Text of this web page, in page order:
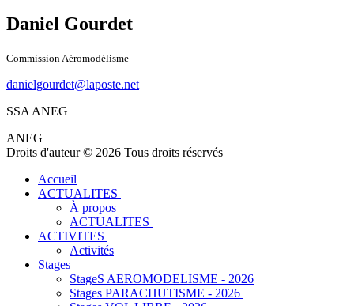
Daniel Gourdet
Commission Aéromodélisme
danielgourdet@laposte.net
SSA ANEG
ANEG
Droits d'auteur © 2026 Tous droits réservés
Accueil
ACTUALITES
À propos
ACTUALITES
ACTIVITES
Activités
Stages
StageS AEROMODELISME - 2026
Stages PARACHUTISME - 2026